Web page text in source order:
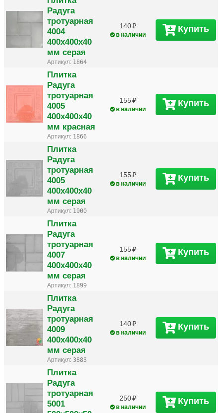
Радуга
тротуарная
4004
400х400х40
мм серая
Артикул: 1864
140
в наличии
Купить
Плитка
Радуга
тротуарная
4005
400х400х40
мм красная
Артикул: 1866
155
в наличии
Купить
Плитка
Радуга
тротуарная
4005
400х400х40
мм серая
Артикул: 1900
155
в наличии
Купить
Плитка
Радуга
тротуарная
4007
400х400х40
мм серая
Артикул: 1899
155
в наличии
Купить
Плитка
Радуга
тротуарная
4009
400х400х40
мм серая
Артикул: 3883
140
в наличии
Купить
Плитка
Радуга
тротуарная
5001
250
в наличии
Купить